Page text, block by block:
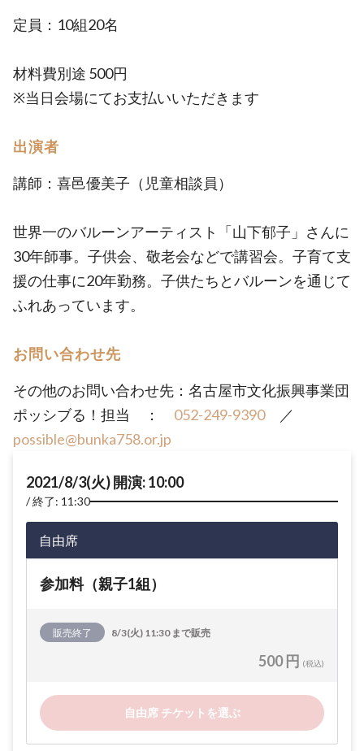
定員：10組20名
材料費別途 500円
※当日会場にてお支払いいただきます
出演者
講師：喜邑優美子（児童相談員）
世界一のバルーンアーティスト「山下郁子」さんに
30年師事。子供会、敬老会などで講習会。子育て支
援の仕事に20年勤務。子供たちとバルーンを通じて
ふれあっています。
お問い合わせ先
その他のお問い合わせ先：名古屋市文化振興事業団
ポッシブる！担当 ： 052-249-9390／
possible@bunka758.or.jp
2021/8/3(火) 開演: 10:00
終了: 11:30
自由席
参加料（親子1組）
販売終了 8/3(火) 11:30 まで販売
500 円 (税込)
自由席 チケットを選ぶ